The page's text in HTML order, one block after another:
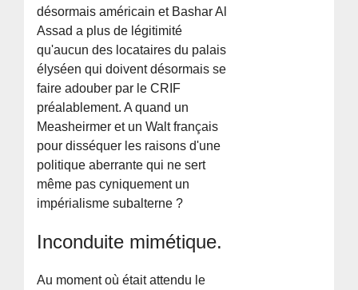
désormais américain et Bashar Al
Assad a plus de légitimité
qu'aucun des locataires du palais
élyséen qui doivent désormais se
faire adouber par le CRIF
préalablement. A quand un
Measheirmer et un Walt français
pour disséquer les raisons d'une
politique aberrante qui ne sert
même pas cyniquement un
impérialisme subalterne ?
Inconduite mimétique.
Au moment où était attendu le